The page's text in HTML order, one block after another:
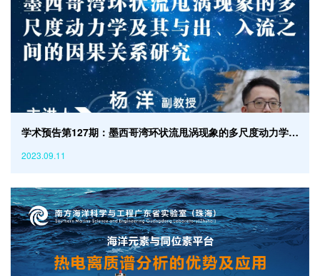
学术预告第127期：墨西哥湾环状流甩涡现象的多尺度动力学及其与出、入流之间的因果关系研究
2023.09.11